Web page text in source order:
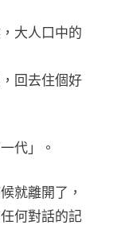
大人口中的
回去住個好
代」。
就離開了，
何對話的記